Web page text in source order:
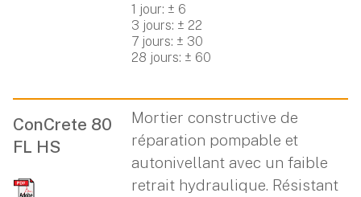
1 jour: ± 6
3 jours: ± 22
7 jours: ± 30
28 jours: ± 60
ConCrete 80
FL HS
Mortier constructive de
réparation pompable et
autonivellant avec un faible
retrait hydraulique. Résistant